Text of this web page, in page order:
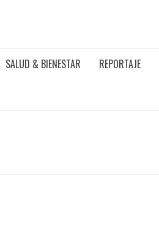
SALUD & BIENESTAR REPORTAJE